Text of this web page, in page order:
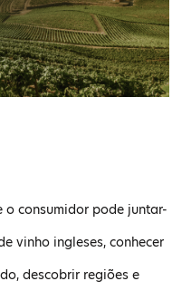
o consumidor pode juntar-
vinho ingleses, conhecer
descobrir regiões e